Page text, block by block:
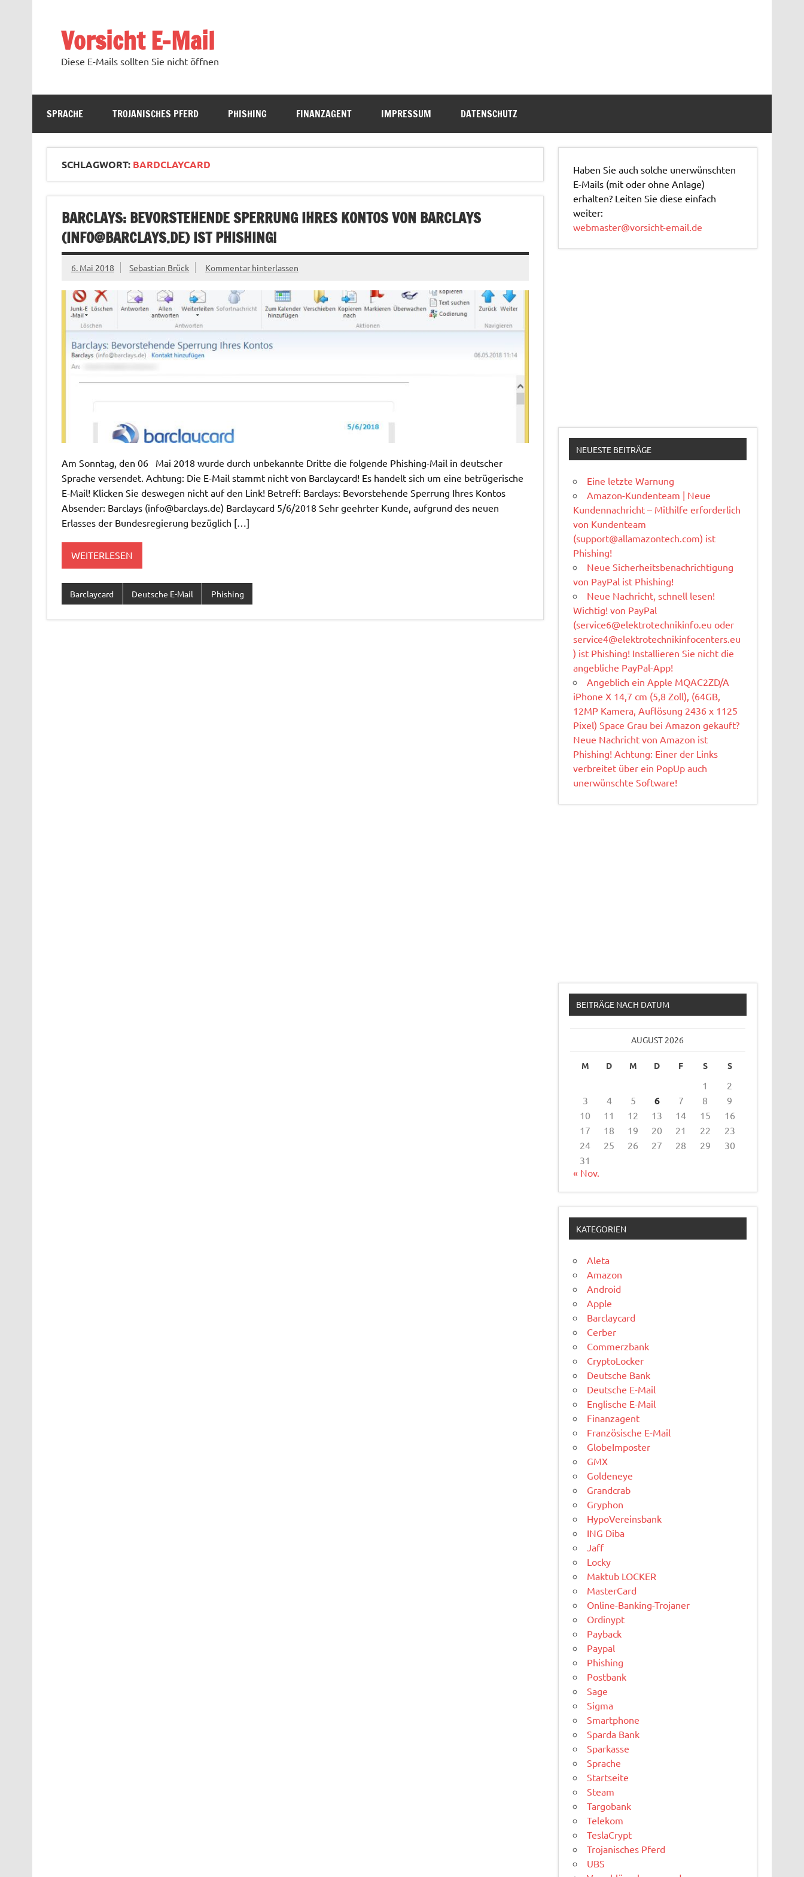
Vorsicht E-Mail
Diese E-Mails sollten Sie nicht öffnen
SPRACHE TROJANISCHES PFERD PHISHING FINANZAGENT IMPRESSUM DATENSCHUTZ
SCHLAGWORT: BARDCLAYCARD
BARCLAYS: BEVORSTEHENDE SPERRUNG IHRES KONTOS VON BARCLAYS
(INFO@BARCLAYS.DE) IST PHISHING!
6. Mai 2018 Sebastian Brück Kommentar hinterlassen
Am Sonntag, den 06 Mai 2018 wurde durch unbekannte Dritte die folgende Phishing-Mail in deutscher
Sprache versendet. Achtung: Die E-Mail stammt nicht von Barclaycard! Es handelt sich um eine betrügerische
E-Mail! Klicken Sie deswegen nicht auf den Link! Betreff: Barclays: Bevorstehende Sperrung Ihres Kontos
Absender: Barclays (info@barclays.de) Barclaycard 5/6/2018 Sehr geehrter Kunde, aufgrund des neuen
Erlasses der Bundesregierung bezüglich […]
WEITERLESEN
Barclaycard Deutsche E-Mail Phishing
Haben Sie auch solche unerwünschten
E-Mails (mit oder ohne Anlage)
erhalten? Leiten Sie diese einfach
weiter:
webmaster@vorsicht-email.de
NEUESTE BEITRÄGE
Eine letzte Warnung
Amazon-Kundenteam | Neue
Kundennachricht – Mithilfe erforderlich
von Kundenteam
(support@allamazontech.com) ist
Phishing!
Neue Sicherheitsbenachrichtigung
von PayPal ist Phishing!
Neue Nachricht, schnell lesen!
Wichtig! von PayPal
(service6@elektrotechnikinfo.eu oder
service4@elektrotechnikinfocenters.eu
) ist Phishing! Installieren Sie nicht die
angebliche PayPal-App!
Angeblich ein Apple MQAC2ZD/A
iPhone X 14,7 cm (5,8 Zoll), (64GB,
12MP Kamera, Auflösung 2436 x 1125
Pixel) Space Grau bei Amazon gekauft?
Neue Nachricht von Amazon ist
Phishing! Achtung: Einer der Links
verbreitet über ein PopUp auch
unerwünschte Software!
BEITRÄGE NACH DATUM
AUGUST 2026
M D M D F S S
1
2
3
4 5 6 7 8
9
10
11 12 13 14 15
16
17
18 19 20 21 22
23
24
25 26 27 28 29
30
31
« Nov.
KATEGORIEN
Aleta
Amazon
Android
Apple
Barclaycard
Cerber
Commerzbank
CryptoLocker
Deutsche Bank
Deutsche E-Mail
Englische E-Mail
Finanzagent
Französische E-Mail
GlobeImposter
GMX
Goldeneye
Grandcrab
Gryphon
HypoVereinsbank
ING Diba
Jaff
Locky
Maktub LOCKER
MasterCard
Online-Banking-Trojaner
Ordinypt
Payback
Paypal
Phishing
Postbank
Sage
Sigma
Smartphone
Sparda Bank
Sparkasse
Sprache
Startseite
Steam
Targobank
Telekom
TeslaCrypt
Trojanisches Pferd
UBS